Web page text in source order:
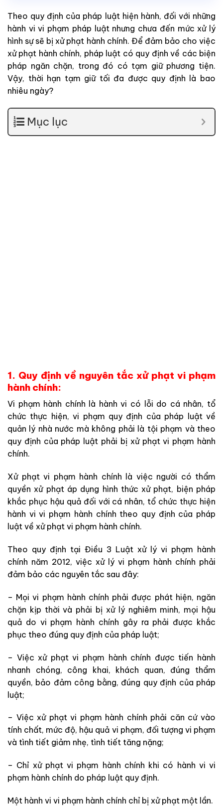
Theo quy định của pháp luật hiện hành, đối với những
hành vi vi phạm pháp luật nhưng chưa đến mức xử lý
hình sự sẽ bị xử phạt hành chính. Để đảm bảo cho việc
xử phạt hành chính, pháp luật có quy định về các biện
pháp ngăn chặn, trong đó có tạm giữ phương tiện.
Vậy, thời hạn tạm giữ tối đa được quy định là bao
nhiêu ngày?
Mục lục
1. Quy định về nguyên tắc xử phạt vi phạm
hành chính:
Vi phạm hành chính là hành vi có lỗi do cá nhân, tổ
chức thực hiện, vi phạm quy định của pháp luật về
quản lý nhà nước mà không phải là tội phạm và theo
quy định của pháp luật phải bị xử phạt vi phạm hành
chính.
Xử phạt vi phạm hành chính là việc người có thẩm
quyền xử phạt áp dụng hình thức xử phạt, biện pháp
khắc phục hậu quả đối với cá nhân, tổ chức thực hiện
hành vi vi phạm hành chính theo quy định của pháp
luật về xử phạt vi phạm hành chính.
Theo quy định tại Điều 3 Luật xử lý vi phạm hành
chính năm 2012, việc xử lý vi phạm hành chính phải
đảm bảo các nguyên tắc sau đây:
– Mọi vi phạm hành chính phải được phát hiện, ngăn
chặn kịp thời và phải bị xử lý nghiêm minh, mọi hậu
quả do vi phạm hành chính gây ra phải được khắc
phục theo đúng quy định của pháp luật;
– Việc xử phạt vi phạm hành chính được tiến hành
nhanh chóng, công khai, khách quan, đúng thẩm
quyền, bảo đảm công bằng, đúng quy định của pháp
luật;
– Việc xử phạt vi phạm hành chính phải căn cứ vào
tính chất, mức độ, hậu quả vi phạm, đối tượng vi phạm
và tình tiết giảm nhẹ, tình tiết tăng nặng;
– Chỉ xử phạt vi phạm hành chính khi có hành vi vi
phạm hành chính do pháp luật quy định.
Một hành vi vi phạm hành chính chỉ bị xử phạt một lần.